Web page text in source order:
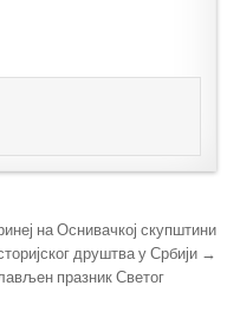
на Оснивачкој скупштини
друштва у Србији →
празник Светог